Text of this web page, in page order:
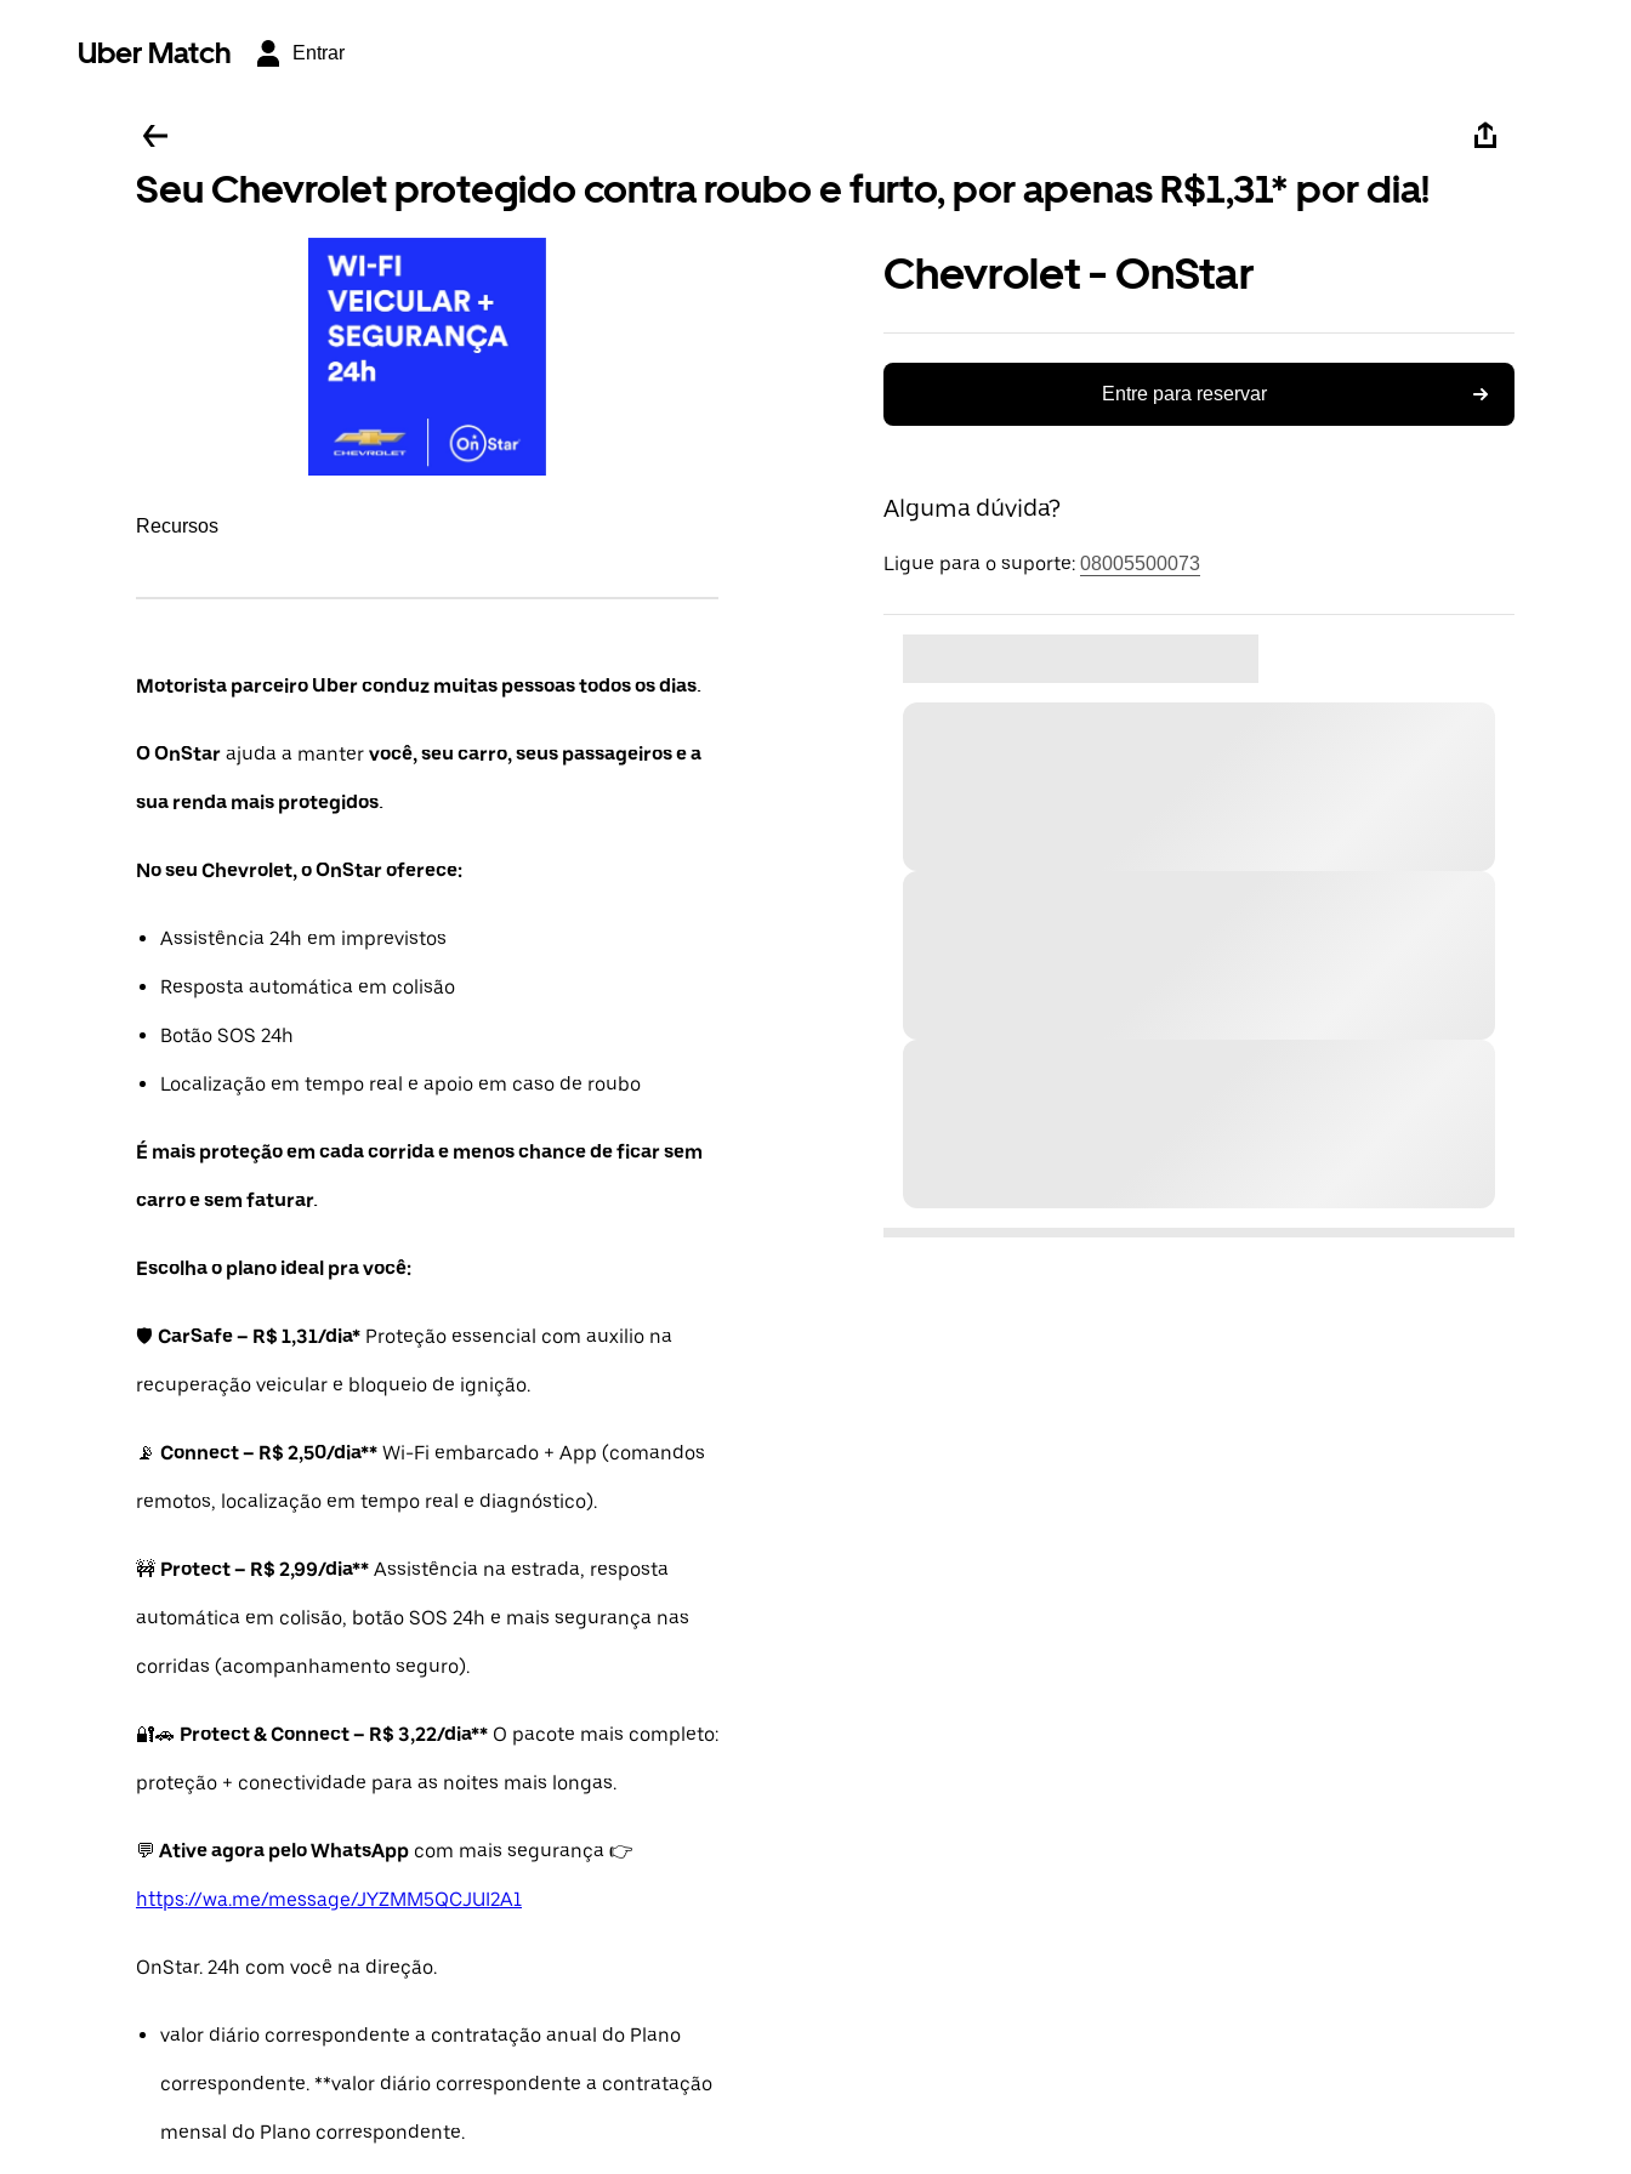
Uber Match Entrar
Seu Chevrolet protegido contra roubo e furto, por apenas R$1,31* por dia!
Recursos
Motorista parceiro Uber conduz muitas pessoas todos os dias.
O OnStar ajuda a manter você, seu carro, seus passageiros e a
sua renda mais protegidos.
No seu Chevrolet, o OnStar oferece:
Assistência 24h em imprevistos
Resposta automática em colisão
Botão SOS 24h
Localização em tempo real e apoio em caso de roubo
É mais proteção em cada corrida e menos chance de ficar sem
carro e sem faturar.
Escolha o plano ideal pra você:
🛡️ CarSafe – R$ 1,31/dia* Proteção essencial com auxilio na
recuperação veicular e bloqueio de ignição.
📡 Connect – R$ 2,50/dia** Wi-Fi embarcado + App (comandos
remotos, localização em tempo real e diagnóstico).
🚧 Protect – R$ 2,99/dia** Assistência na estrada, resposta
automática em colisão, botão SOS 24h e mais segurança nas
corridas (acompanhamento seguro).
🔐🚗 Protect & Connect – R$ 3,22/dia** O pacote mais completo:
proteção + conectividade para as noites mais longas.
💬 Ative agora pelo WhatsApp com mais segurança 👉
https://wa.me/message/JYZMM5QCJUI2A1
OnStar. 24h com você na direção.
valor diário correspondente a contratação anual do Plano
correspondente. **valor diário correspondente a contratação
mensal do Plano correspondente.
Chevrolet - OnStar
Entre para reservar
Alguma dúvida?
Ligue para o suporte: 08005500073